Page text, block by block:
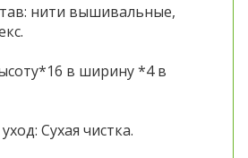
нити вышивальные,
в ширину *4 в
Сухая чистка.